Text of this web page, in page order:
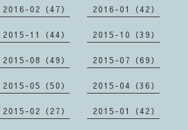
2016-02（47） 2016-01（42）
2015-11（44） 2015-10（39）
2015-08（49） 2015-07（69）
2015-05（50） 2015-04（36）
2015-02（27） 2015-01（42）